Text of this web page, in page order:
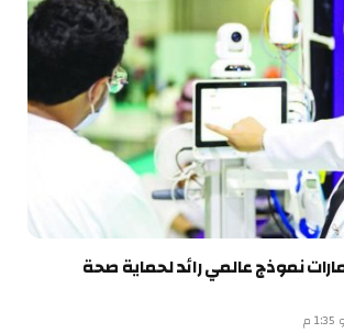
نموذج عالمي رائد لحماية صحة